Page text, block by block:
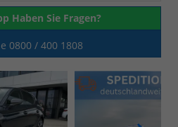
Haben Sie Fragen?
0800 / 400 1808